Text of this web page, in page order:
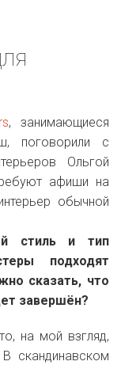
, занимающиеся
поговорили с
Ольгой
афиши на
обычной
стиль и тип
подходят
сказать, что
завершён?
на мой взгляд,
скандинавском